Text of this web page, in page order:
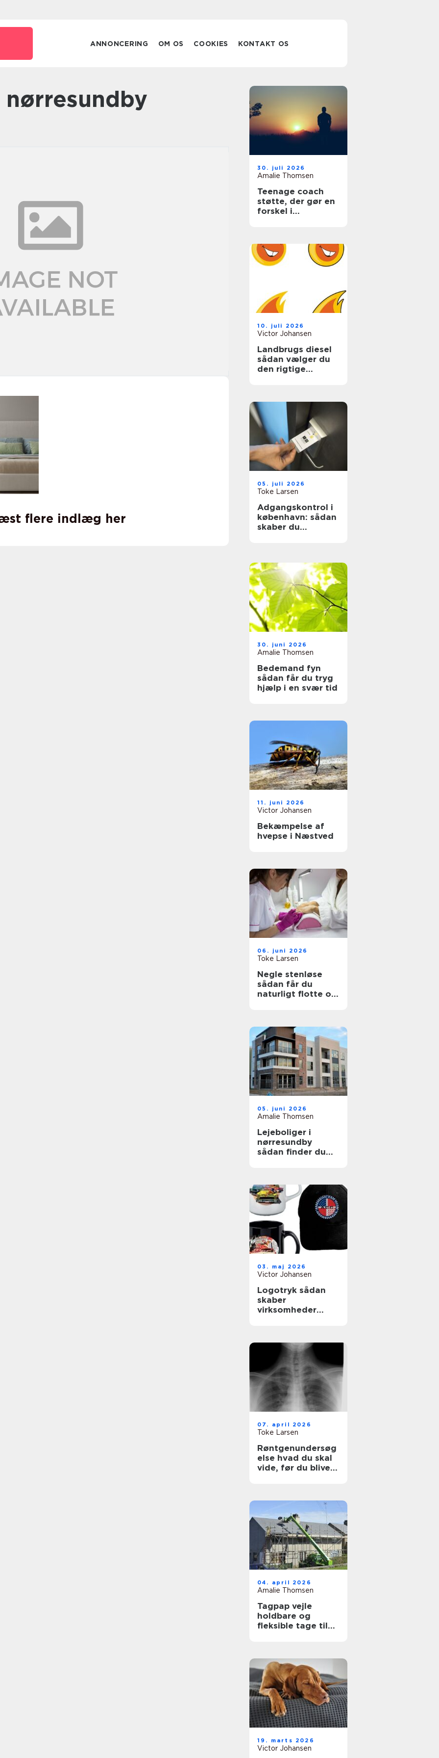
ANNONCERING OM OS COOKIES KONTAKT OS
flere indlæg her
30. juli 2026
Amalie Thomsen
Teenage coach
støtte, der gør en
forskel i
10. juli 2026
Victor Johansen
Landbrugs diesel
sådan vælger du
den rigtige
05. juli 2026
Toke Larsen
Adgangskontrol i
københavn: sådan
skaber du
30. juni 2026
Amalie Thomsen
Bedemand fyn
sådan får du tryg
hjælp i en svær tid
11. juni 2026
Victor Johansen
Bekæmpelse af
hvepse i Næstved
06. juni 2026
Toke Larsen
Negle stenløse
sådan får du
naturligt flotte og
05. juni 2026
Amalie Thomsen
Lejeboliger i
nørresundby
sådan finder du
03. maj 2026
Victor Johansen
Logotryk sådan
skaber
virksomheder
07. april 2026
Toke Larsen
Røntgenundersøg
else hvad du skal
vide, før du bliver
04. april 2026
Amalie Thomsen
Tagpap vejle
holdbare og
fleksible tage til
19. marts 2026
Victor Johansen